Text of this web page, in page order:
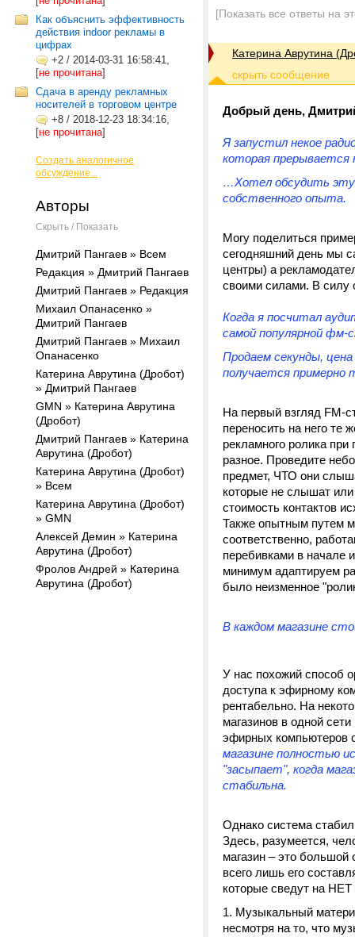
Как объяснить эффективность
действия indoor рекламы в
цифрах
+2 / 2014-03-31 16:58:41,
[не прочитана]
Сдача в аренду рекламных
носителей в торговом центре
+8 / 2018-12-23 18:34:16,
[не прочитана]
Создать аналогичное
обсуждение...
Авторы
Скрыть / Показать
Дмитрий Пангаев » Всем
Редакция » Дмитрий Пангаев
Дмитрий Пангаев » Редакция
Михаил Опанасенко »
Дмитрий Пангаев
Дмитрий Пангаев » Михаил
Опанасенко
Катерина Аврутина (Дробот)
» Дмитрий Пангаев
GMN » Катерина Аврутина
(Дробот)
Дмитрий Пангаев » Катерина
Аврутина (Дробот)
Катерина Аврутина (Дробот)
» Всем
Катерина Аврутина (Дробот)
» GMN
Алексей Демин » Катерина
Аврутина (Дробот)
Фролов Андрей » Катерина
Аврутина (Дробот)
[Показать все ответы на
Катерина Аврутина
Добрый день,
Я запустил некое
которая прерывается
…Хотел обсудить
собственного опыта.
Могу поделиться
сегодняшний день мы
центры) а
своими силами. В силу
Когда я посчитал
самой популярной фм-
Продаем секунды,
получается примерно
На первый взгляд FM-
переносить на него
рекламного ролика
разное. Проведите
предмет, ЧТО они
которые не слышат
стоимость контактов
Также опытным путем
соответственно,
перебивками в начале
минимум адаптируем
было неизменное
В каждом магазине
У нас похожий способ
доступа к эфирному
рентабельно. На
магазинов в одной
эфирных компьютеров
магазине полностью
"засыпает", когда
стабильна.
Однако система
Здесь, разумеется,
магазин – это большой
всего лишь его
которые сведут на
Музыкальный
несмотря на то, что